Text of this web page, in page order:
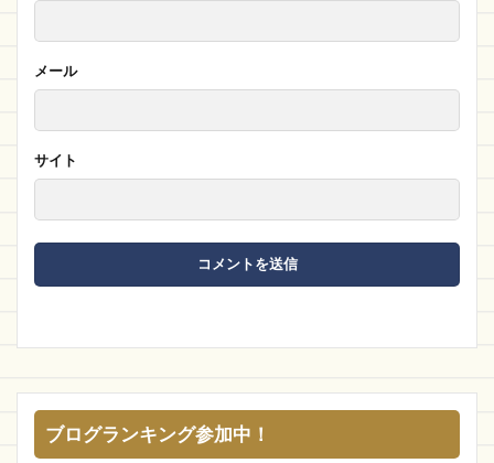
メール
サイト
ブログランキング参加中！